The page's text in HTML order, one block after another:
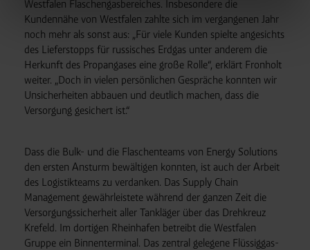
Westfalen-Gruppe, die ein gemeinsames Consent-
Management-System nutzen. Ihre Entscheidung wird
domainübergreifend erkannt und respektiert, damit Sie
nicht auf jeder Plattform erneut zustimmen müssen.
Betroffene Online-Dienste: westfalen.com,
hub.westfalen.com
Rechtsgrundlage:
§ 25 Abs. 1 TDDDG (für technisch notwendige
Cookies).
Empfänger und Datenübermittlung:Ihre Daten können
an unsere Auftragsverarbeiter (z. B. für Webanalyse,
Westfalen Flaschengasbereiches. Insbesondere die
Kundennähe von Westfalen zahlte sich im vergangenen Jahr
noch mehr als sonst aus: „Für viele Kunden spielte angesichts
des Lieferstopps für russisches Erdgas unter anderem die
Herkunft des Propangases eine große Rolle“, erklärt Fronholt
weiter. „Doch in vielen persönlichen Gespräche konnten wir
Unsicherheiten abbauen und deutlich machen, dass die
Versorgung gesichert ist.“
Dass die Bulk- und die Flaschenteams von Energy Solutions
den ersten Ansturm bewältigen konnten, ist auch der Arbeit
des Logistikteams zu verdanken. Das Supply Chain
Management gewährleistete während der ganzen Zeit die
Versorgungssicherheit aller Tankläger über das Drehkreuz
Krefeld. Im dortigen Rheinhafen betreibt die Westfalen
Gruppe ein Binnenterminal. Das zentral gelegene Flüssiggas-